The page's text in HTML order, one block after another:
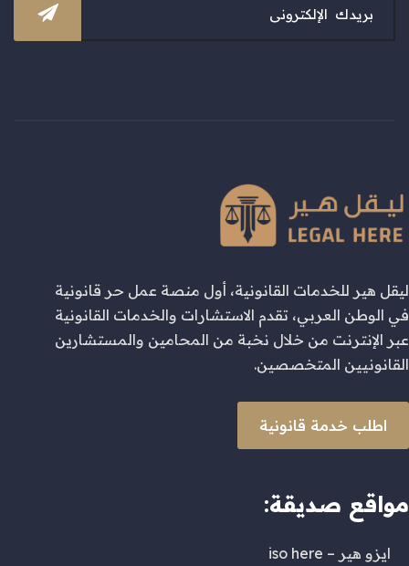
ليقل هير للخدمات القانونية، أول منصة عمل حر قانونية
في الوطن العربي، تقدم الاستشارات والخدمات القانونية
عبر الإنترنت من خلال نخبة من المحامين والمستشارين
القانونيين المتخصصين.
اطلب خدمة قانونية
مواقع صديقة:
ايزو هير – iso here